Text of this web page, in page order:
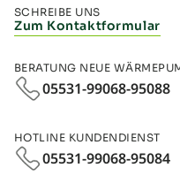
SCHREIBE UNS
Zum Kontaktformular
BERATUNG NEUE
05531-99068-95088
HOTLINE KUNDENDIENST
05531-99068-95084